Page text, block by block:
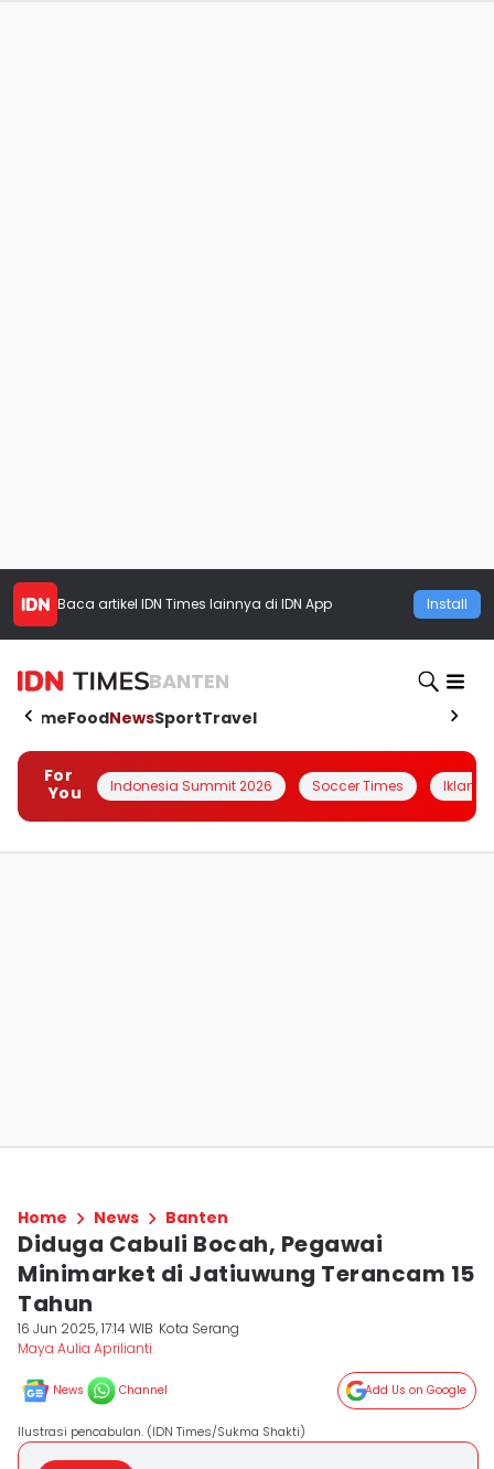
Baca artikel IDN Times lainnya di IDN App Install
BANTEN
HomeFoodNewsSportTravel
For
You
Indonesia Summit 2026 Soccer Times Iklanin
Home News Banten
Diduga Cabuli Bocah, Pegawai
Minimarket di Jatiuwung Terancam 15
Tahun
16 Jun 2025, 17:14 WIB Kota Serang
Maya Aulia Aprilianti
News Channel Add Us on Google
Ilustrasi pencabulan. (IDN Times/Sukma Shakti)